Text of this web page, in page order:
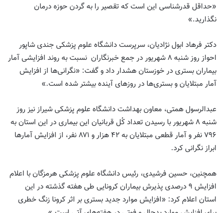
«حداقل قدرشناسی این است که تقصیر را به گردن حوزه درمان
نگذارید.»
دکتر فرهاد ابول نژادیان، سرپرست دانشگاه علوم پزشکی جندی شاپور
احواز روز شنبه ۸ شهریور در جمع خبرنگاران نسبت به روند افزایشی آمار
بیماران بستری در خوزستان هشدار داد و گفت: «نگرانی‌ها از افزایش
آمار مبتلایان و بستری‌ها در روزهای آینده بیشتر شده است.»
عبدالرسول همتی، معاون بهداشت دانشگاه علوم پزشکی شیراز نیز روز
شنبه ۸ شهریور با رسیدن تعداد کُل قربانیان این بیماری در این استان به
۷۹۶ نفر و آمار قطعی مبتلایان به ۴۲ هزار و ۸۷۱ نفر، از افزایش آمارها
ابراز نگرانی کرد.
همچنین، حسین فرشیدی، رئیس دانشگاه علوم پزشکی هرمزگان با اعلام
افزایش ۹ درصدی پذیرش بیماران کرونایی طی هفته گذشته در این
استان اعلام کرد: «افزایش موارد جدید بستری بر اثر کرونا زنگ خطری